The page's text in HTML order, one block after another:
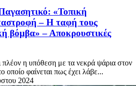
«Τοπική
– Η ταφή τους
βόμβα» – Αποκρουστικές
πλέον η υπόθεση με τα νεκρά ψάρια στον
οποίο φαίνεται πως έχει λάβε...
2024